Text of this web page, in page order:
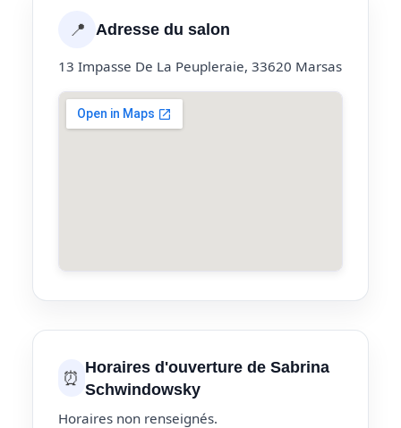
📍 Adresse du salon
13 Impasse De La Peupleraie, 33620 Marsas
⏰ Horaires d'ouverture de Sabrina
Schwindowsky
Horaires non renseignés.